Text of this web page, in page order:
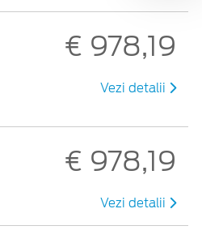
€ 978,19
Vezi detalii
€ 978,19
Vezi detalii